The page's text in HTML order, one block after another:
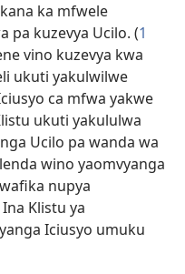
ka mfwele
pa kuzevya Ucilo. (1
vino kuzevya kwa
ukuti yakulwilwe
ca mfwa yakwe
ukuti yakululwa
Ucilo pa wanda wa
wino yaomvyanga
nupya
Klistu ya
Iciusyo umuku